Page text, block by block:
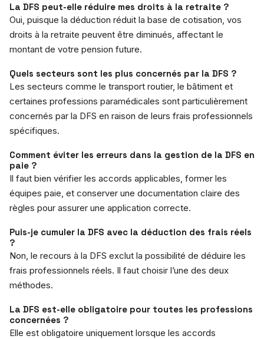
La DFS peut-elle réduire mes droits à la retraite ?
Oui, puisque la déduction réduit la base de cotisation, vos
droits à la retraite peuvent être diminués, affectant le
montant de votre pension future.
Quels secteurs sont les plus concernés par la DFS ?
Les secteurs comme le transport routier, le bâtiment et
certaines professions paramédicales sont particulièrement
concernés par la DFS en raison de leurs frais professionnels
spécifiques.
Comment éviter les erreurs dans la gestion de la DFS en
paie ?
Il faut bien vérifier les accords applicables, former les
équipes paie, et conserver une documentation claire des
règles pour assurer une application correcte.
Puis-je cumuler la DFS avec la déduction des frais réels
?
Non, le recours à la DFS exclut la possibilité de déduire les
frais professionnels réels. Il faut choisir l’une des deux
méthodes.
La DFS est-elle obligatoire pour toutes les professions
concernées ?
Elle est obligatoire uniquement lorsque les accords